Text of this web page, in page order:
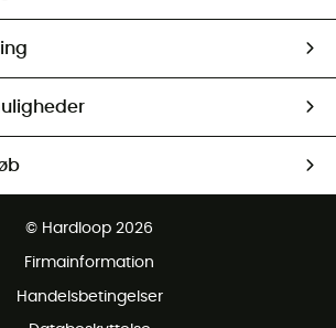
© Hardloop 2026
Firmainformation
Handelsbetingelser